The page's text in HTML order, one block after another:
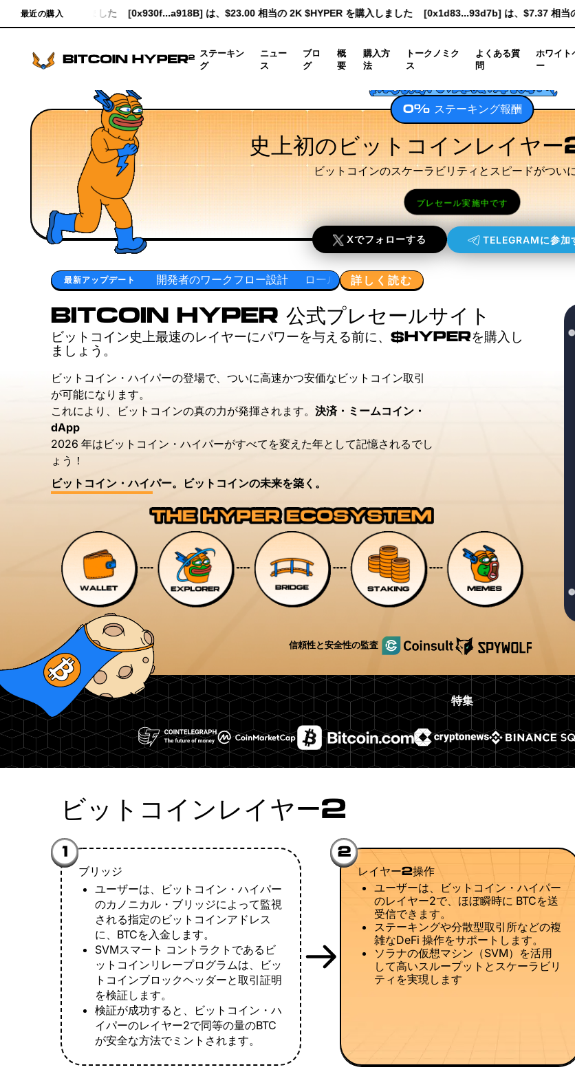
最近の購入
は、$23.00 相当の 2K $HYPER を購入しました [0x1d83...93d7b] は、$7.37 相当の 641 $HYPER を購入しました
ステーキン
グ
ニュー
ス
ブロ
グ
概
要
購入方
法
トークノミク
ス
よくある質
問
ホワイト
ー
0% ステーキング報酬
史上初のビットコインレイヤ
ビットコインのスケーラビリティとスピードがつい
プレセール実施中です
Xでフォローする TELEGRAMに参加
最新アップデート
開発者のワークフロー設計 ロールアップシーケンシングモデル 実行レイヤーの研究
詳しく読む
BITCOIN HYPER 公式プレセールサイト
ビットコイン史上最速のレイヤーにパワーを与える前に、$HYPERを購入し
ましょう。
ビットコイン・ハイパーの登場で、ついに高速かつ安価なビットコイン取引
が可能になります。
これにより、ビットコインの真の力が発揮されます。 決済・ミームコイン・
dApp
2026 年はビットコイン・ハイパーがすべてを変えた年として記憶されるでし
ょう！
ビットコイン・ハイパー。ビットコインの未来を築く。
信頼性と安全性の監査
特集
ビットコインレイヤー2
1
ブリッジ
ユーザーは、ビットコイン・ハイパー
のカノニカル・ブリッジによって監視
される指定のビットコインアドレス
に、BTCを入金します。
SVMスマート コントラクトであるビ
ットコインリレープログラムは、ビッ
トコインブロックヘッダーと取引証明
を検証します。
検証が成功すると、ビットコイン・ハ
イパーのレイヤー2で同等の量のBTC
が安全な方法でミントされます。
2
レイヤー2操作
ユーザーは、ビットコイン・ハイパー
のレイヤー2で、ほぼ瞬時に BTCを送
受信できます。
ステーキングや分散型取引所などの複
雑なDeFi 操作をサポートします。
ソラナの仮想マシン（SVM）を活用
して高いスループットとスケーラビリ
ティを実現します